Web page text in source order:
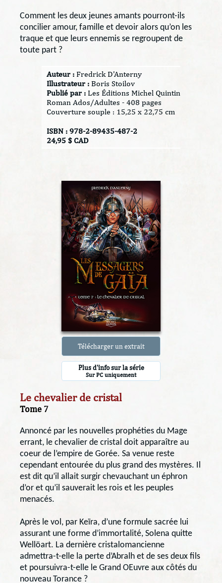
Comment les deux jeunes amants pourront-ils
concilier amour, famille et devoir alors qu’on les
traque et que leurs ennemis se regroupent de
toute part ?
Auteur : Fredrick D'Anterny
Illustrateur : Boris Stoilov
Publié par : Les Éditions Michel Quintin
Roman Ados/Adultes - 408 pages
Couverture souple : 15,25 x 22,75 cm
ISBN : 978-2-89435-487-2
24,95 $ CAD
Télécharger un extrait
Plus d'info sur la série
Sur PC uniquement
Le chevalier de cristal
Tome 7
Annoncé par les nouvelles prophéties du Mage
errant, le chevalier de cristal doit apparaître au
coeur de l’empire de Gorée. Sa venue reste
cependant entourée du plus grand des mystères. Il
est dit qu’il allait surgir chevauchant un éphron
d’or et qu’il sauverait les rois et les peuples
menacés.
Après le vol, par Keïra, d’une formule sacrée lui
assurant une forme d’immortalité, Solena quitte
Wellöart. La dernière cristalomancienne
admettra-t-elle la perte d’Abralh et de ses deux fils
et poursuivra-t-elle le Grand OEuvre aux côtés du
nouveau Torance ?